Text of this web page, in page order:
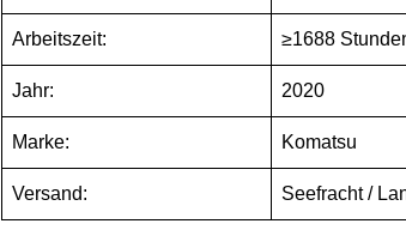
Arbeitszeit: ≥1688
Jahr: 2020
Marke: Komatsu
Versand: Seefracht /